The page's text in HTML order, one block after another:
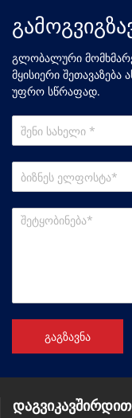
გლობალური
მყისიერი
უფრო სწრაფად.
გაგზავნა
დაგვიკავშირდით